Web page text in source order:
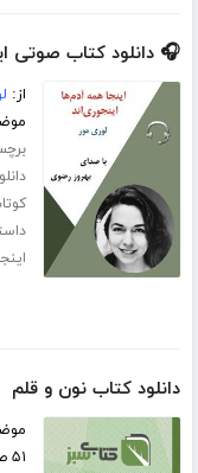
🎧 دانلود کتاب صوتی
از:
دانلود کتاب نون و قلم
۵۱ صفحه